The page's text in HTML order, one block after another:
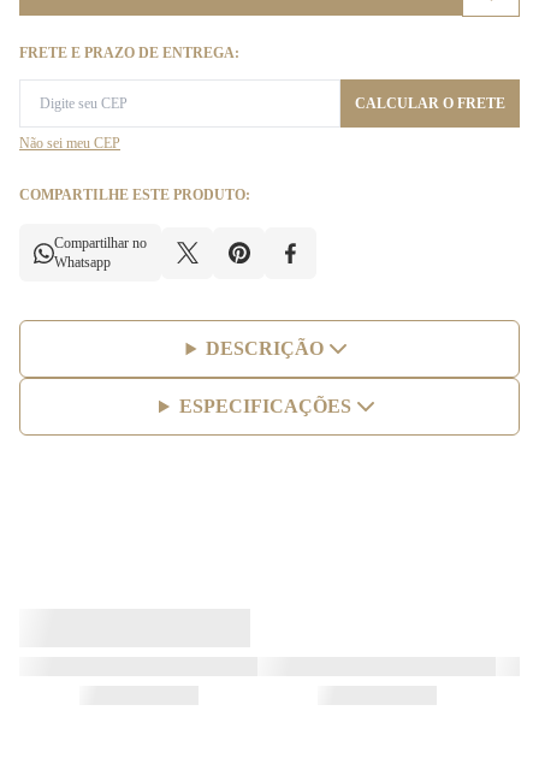
FRETE E PRAZO DE ENTREGA:
CALCULAR O FRETE
Não sei meu CEP
COMPARTILHE ESTE PRODUTO:
Compartilhar no
Whatsapp
DESCRIÇÃO
ESPECIFICAÇÕES